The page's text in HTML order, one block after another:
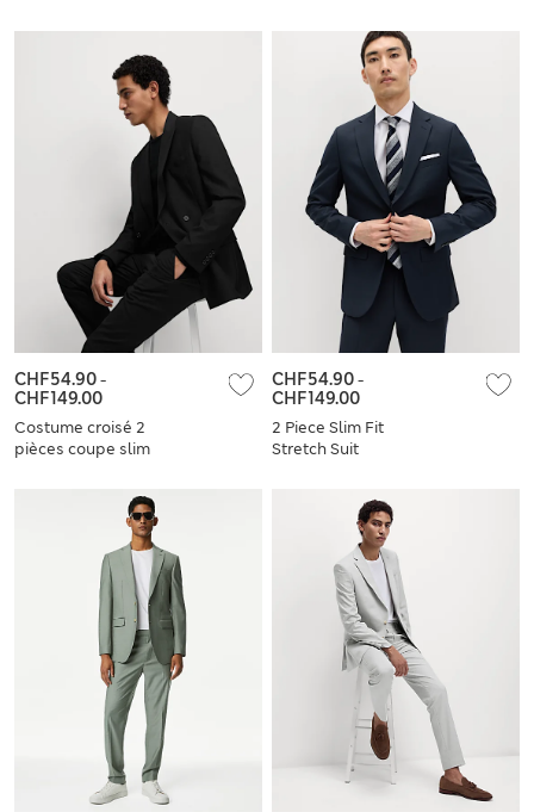
Costume croisé 2
pièces coupe slim
CHF54.90-
CHF149.00
2 Piece Slim Fit
Stretch Suit
CHF54.90-
CHF149.00